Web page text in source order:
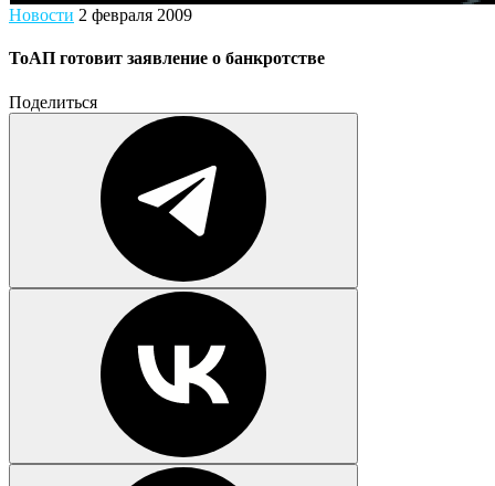
Новости 2 февраля 2009
ТоАП готовит заявление о банкротстве
Поделиться